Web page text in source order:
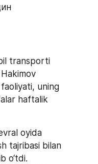
transporti
uning
haftalik
oyida
tajribasi bilan
o‘tdi.